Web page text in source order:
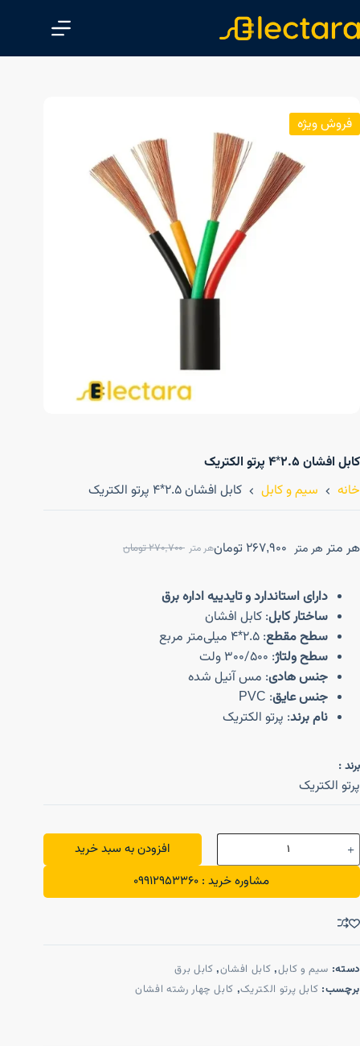
ش
فروش ویژه
کابل افشان ۲.۵*۴ پرتو الکتریک
خانه
سیم و کابل کابل افشان ۲.۵*۴ پرتو الکتریک
هر متر هر متر 270,700تومان هر متر 267,900 تومان
دارای استاندارد و تایدییه اداره برق
ساختار کابل: کابل افشان
سطح مقطع: ۲.۵*۴ میلی‌متر مربع
سطح ولتاژ: ۳۰۰/۵۰۰ ولت
جنس هادی: مس آنیل شده
جنس عایق: PVC
نام برند: پرتو الکتریک
برند :
پرتو الکتریک
افزودن به سبد خرید
مشاوره خرید : 09912953360
دسته: سیم و کابل, کابل افشان, کابل برق
برچسب: کابل پرتو الکتریک, کابل چهار رشته افشان